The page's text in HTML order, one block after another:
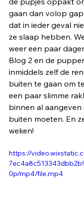
gaan dan volop
dat in ieder geval
ze slaap hebben.
weer een paar
Blog 2 en de
inmiddels zelf de
buiten te gaan om
een paar slimme
binnen al aangeven
buiten moeten. En
weken!
https://
0p/mp4/file.mp4